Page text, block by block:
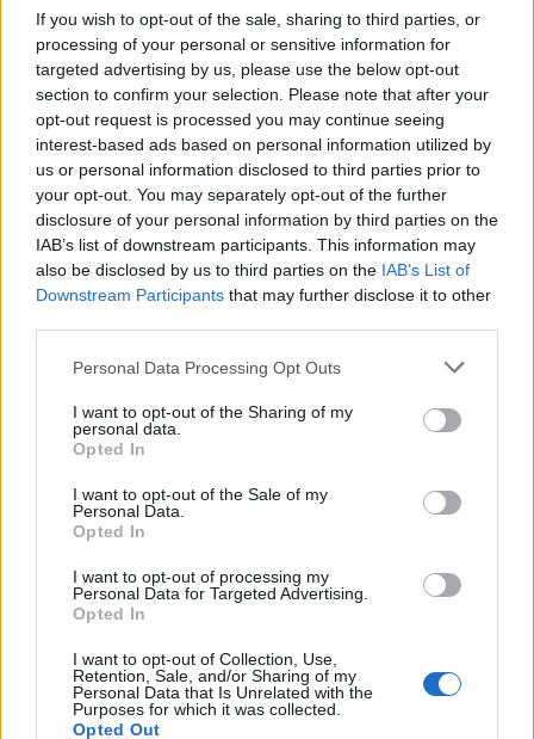
If you wish to opt-out of the sale, sharing to third parties, or
processing of your personal or sensitive information for
targeted advertising by us, please use the below opt-out
section to confirm your selection. Please note that after your
opt-out request is processed you may continue seeing
interest-based ads based on personal information utilized by
us or personal information disclosed to third parties prior to
your opt-out. You may separately opt-out of the further
disclosure of your personal information by third parties on the
IAB’s list of downstream participants. This information may
also be disclosed by us to third parties on the IAB’s List of
Downstream Participants that may further disclose it to other
Personal Data Processing Opt Outs
I want to opt-out of the Sharing of my
personal data.
Opted In
I want to opt-out of the Sale of my
Personal Data.
Opted In
I want to opt-out of processing my
Personal Data for Targeted Advertising.
Opted In
I want to opt-out of Collection, Use,
Retention, Sale, and/or Sharing of my
Personal Data that Is Unrelated with the
Purposes for which it was collected.
Opted Out
buon acquisto per il Napoli. La Juventus, vedrete, pian piano
tornerà a fare ciò che ha fatto sempre. L'inizio di stagione è
stato complicato, questo è evidente. Per un calciatore della
Juventus, giocare a Napoli è come un derby. E' una battaglia
calcistica ma è un bene, nel calcio c'è bisogno che si senta un
po' di pressione. Giocare a Napoli non è facile, l'ambiente è
molto caldo".
VAI ALLA VERSIONE CLASSICA
Il materiale (testo, foto e video) consultabile in questo portale è di nostra proprietà.
Alcune foto (screenshot) ed articoli presenti su "Juventus Magazine" sono in parte giunti